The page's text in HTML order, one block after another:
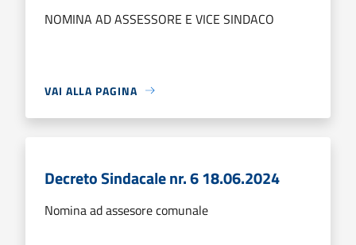
NOMINA AD ASSESSORE E VICE SINDACO
VAI ALLA PAGINA
Decreto Sindacale nr. 6 18.06.2024
Nomina ad assesore comunale